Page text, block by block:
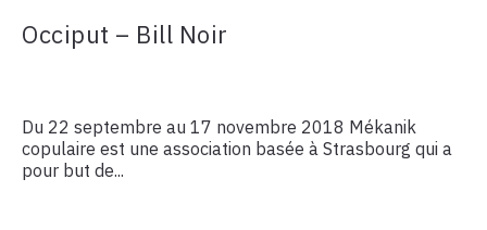
Occiput – Bill Noir
Du 22 septembre au 17 novembre 2018 Mékanik
copulaire est une association basée à Strasbourg qui a
pour but de...